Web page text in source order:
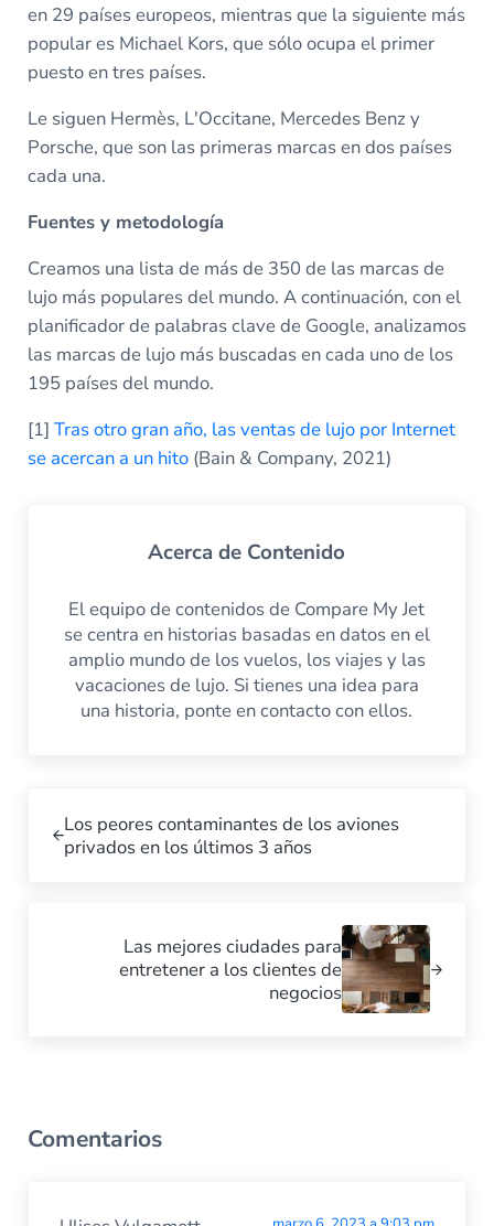
en 29 países europeos, mientras que la siguiente más
popular es Michael Kors, que sólo ocupa el primer
puesto en tres países.
Le siguen Hermès, L'Occitane, Mercedes Benz y
Porsche, que son las primeras marcas en dos países
cada una.
Fuentes y metodología
Creamos una lista de más de 350 de las marcas de
lujo más populares del mundo. A continuación, con el
planificador de palabras clave de Google, analizamos
las marcas de lujo más buscadas en cada uno de los
195 países del mundo.
[1] Tras otro gran año, las ventas de lujo por Internet
se acercan a un hito(Bain & Company, 2021)
Acerca de Contenido
El equipo de contenidos de Compare My Jet
se centra en historias basadas en datos en el
amplio mundo de los vuelos, los viajes y las
vacaciones de lujo. Si tienes una idea para
una historia, ponte en contacto con ellos.
Los peores contaminantes de los aviones
privados en los últimos 3 años
Las mejores ciudades para
entretener a los clientes de
negocios
Comentarios